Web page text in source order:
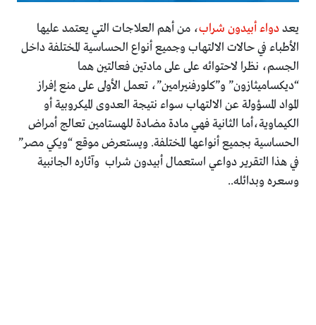
يعددواء أبيدون شراب، من أهم العلاجات التي يعتمد عليها
الأطباء في حالات الالتهاب وجميع أنواع الحساسية المختلفة داخل
الجسم، نظرا لاحتوائه على على مادتين فعالتين هما
“ديكساميثازون” و”كلورفنيرامين”، تعمل الأولى على منع إفراز
المواد المسؤولة عن الالتهاب سواء نتيجة العدوى الميكروبية أو
الكيماوية،أما الثانية فهي مادة مضادة للهستامين تعالج أمراض
الحساسية بجميع أنواعها المختلفة. ويستعرض موقع “ويكي مصر”
في هذا التقرير دواعي استعمال أبيدون شراب وآثاره الجانبية
وسعره وبدائله..